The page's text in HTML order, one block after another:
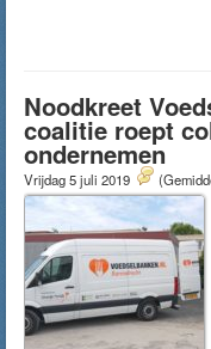
Noodkreet
coalitie roept
ondernemen
Vrijdag 5 juli 2019